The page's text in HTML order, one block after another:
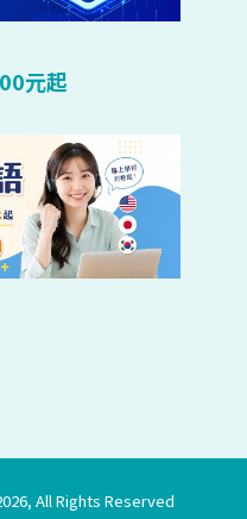
元起
All Rights Reserved